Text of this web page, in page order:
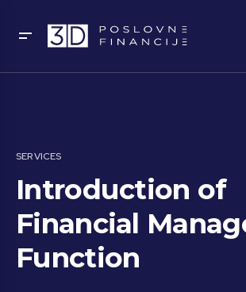
SERVICES
Introduction of
Financial
Function